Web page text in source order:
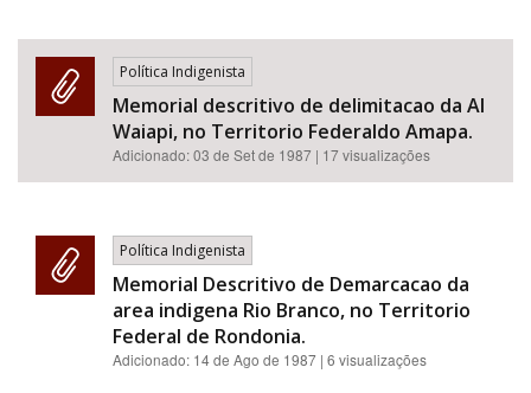
Política Indigenista
Memorial descritivo de delimitacao da AI
Waiapi, no Territorio Federaldo Amapa.
Adicionado:03 de Set de 1987 | 17 visualizações
Política Indigenista
Memorial Descritivo de Demarcacao da
area indigena Rio Branco, no Territorio
Federal de Rondonia.
Adicionado: 14 de Ago de 1987 | 6 visualizações